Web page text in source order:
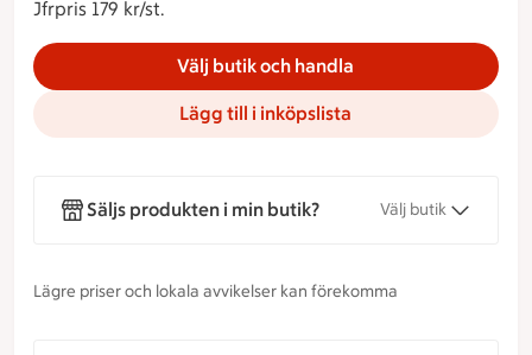
Jfrpris 179 kr/st.
Välj butik och handla
Lägg till i inköpslista
Säljs produkten i min butik? Välj butik
Lägre priser och lokala avvikelser kan förekomma